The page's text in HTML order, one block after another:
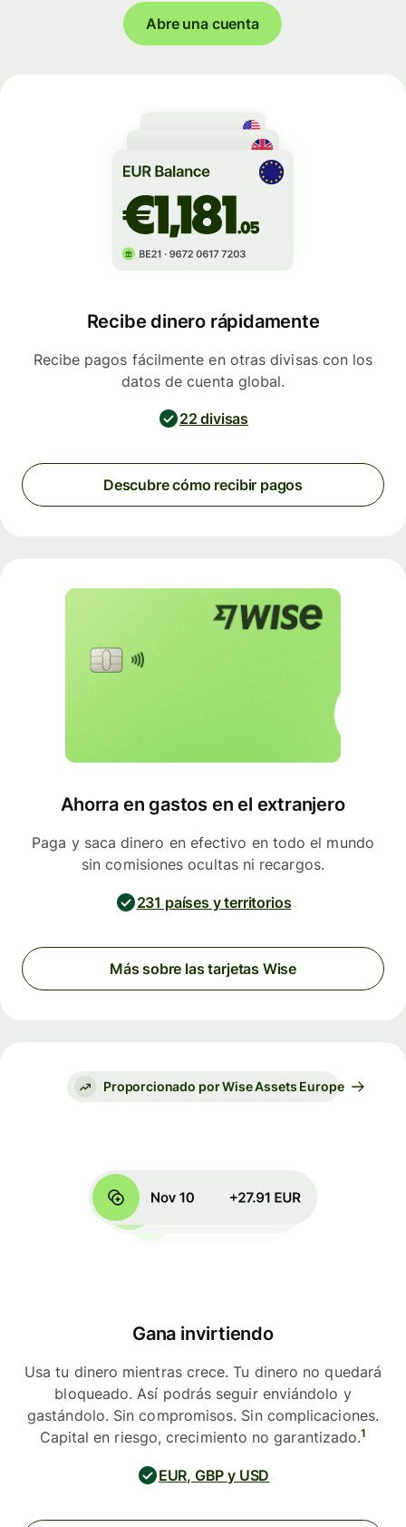
Abre una cuenta
Recibe dinero rápidamente
Recibe pagos fácilmente en otras divisas con los
datos de cuenta global.
22 divisas
Descubre cómo recibir pagos
Ahorra en gastos en el extranjero
Paga y saca dinero en efectivo en todo el mundo
sin comisiones ocultas ni recargos.
231 países y territorios
Más sobre las tarjetas Wise
Proporcionado por Wise Assets Europe
Gana invirtiendo
Usa tu dinero mientras crece. Tu dinero no quedará
bloqueado. Así podrás seguir enviándolo y
gastándolo. Sin compromisos. Sin complicaciones.
Capital en riesgo, crecimiento no garantizado.1
EUR, GBP y USD